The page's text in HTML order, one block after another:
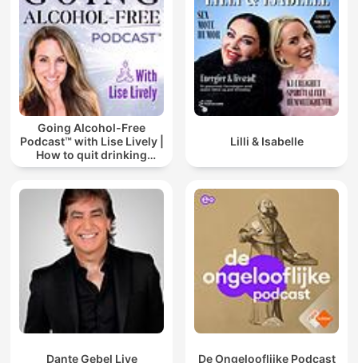
Going Alcohol-Free
Podcast™ with Lise Lively |
How to quit drinking
alcohol
Lilli & Isabelle
Dante Gebel Live De Ongelooflijke Podcast